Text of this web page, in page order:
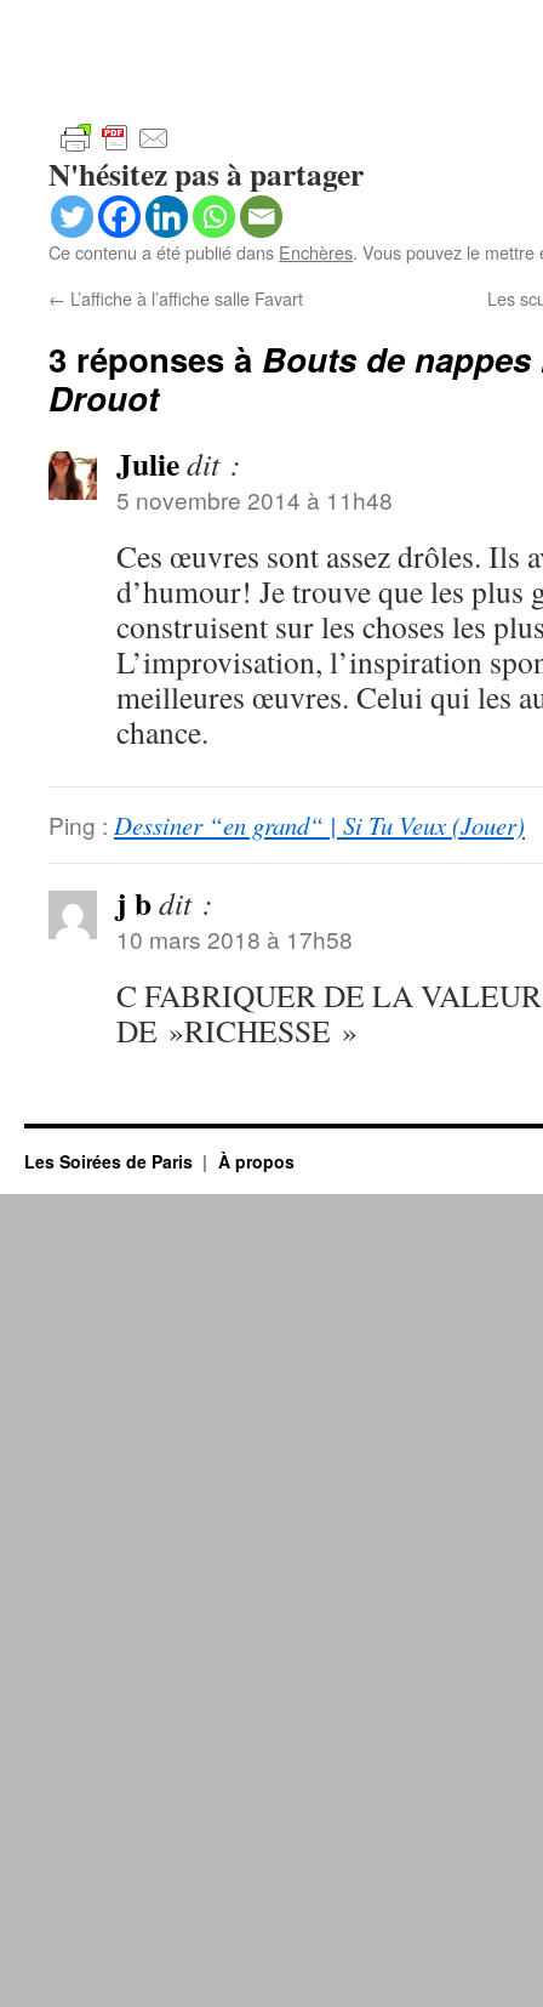
N'hésitez pas à partager
Ce contenu a été publié dans Enchères. Vous pouvez le
← L’affiche à l’affiche salle Favart Les
3 réponses à Bouts de
Drouot
Juliedit :
5 novembre 2014 à 11h48
Ces œuvres sont assez drôles. Ils
d’humour! Je trouve que les plus
construisent sur les choses les
L’improvisation, l’inspiration
meilleures œuvres. Celui qui les
chance.
Ping : Dessiner “en grand“ | Si Tu Veux (Jouer)
j bdit :
10 mars 2018 à 17h58
C FABRIQUER DE LA
DE »RICHESSE »
Les Soirées de Paris À propos